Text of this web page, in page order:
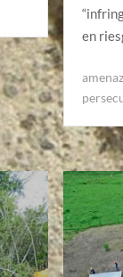
en